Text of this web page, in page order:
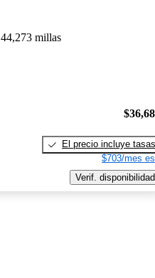
44,273 millas
El precio incluye tasas
$703/mes
Verif. disponibilidad